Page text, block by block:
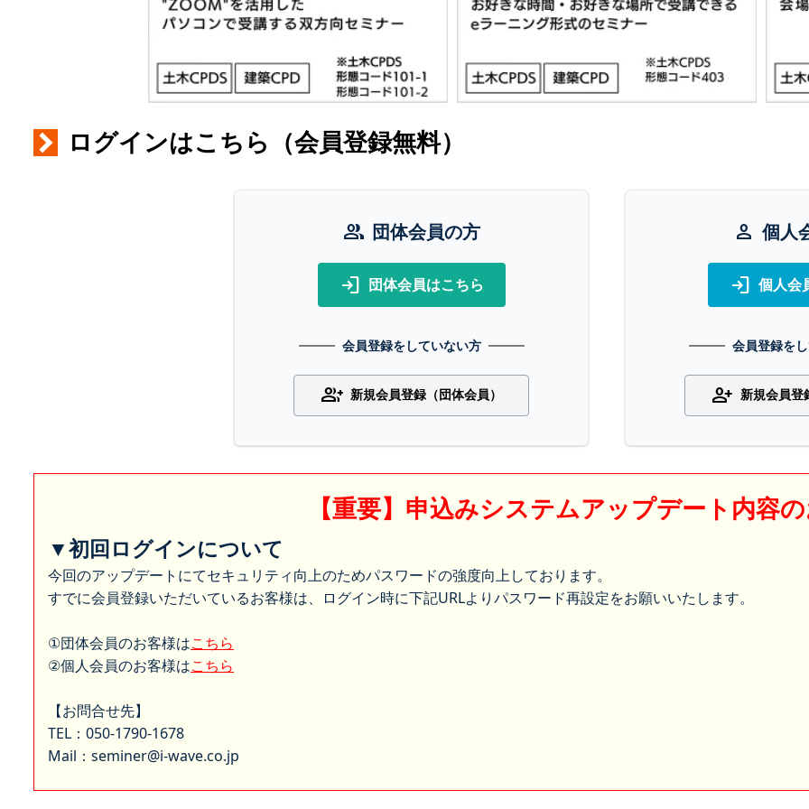
ログインはこちら（会員登録無料）
group 団体会員の方
login 団体会員はこちら
会員登録をしていない方
group_add 新規会員登録（団体会員）
person 個人
login 個人会
会員登録を
person_add 新規会員登
【重要】申込みシステムアップデート内容
▼初回ログインについて
今回のアップデートにてセキュリティ向上のためパスワードの強度向上しております。
すでに会員登録いただいているお客様は、ログイン時に下記URLよりパスワード再設定をお願いいたします。
①団体会員のお客様はこちら
②個人会員のお客様はこちら
【お問合せ先】
TEL：050-1790-1678
Mail：seminer@i-wave.co.jp